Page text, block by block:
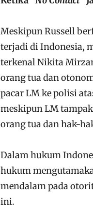
Meskipun Russell
terjadi di Indonesia,
terkenal Nikita
orang tua dan
pacar LM ke polisi
meskipun LM
orang tua dan hak-
Dalam hukum
hukum
mendalam pada
ini.